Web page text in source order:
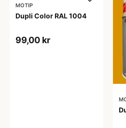
MOTIP
Dupli Color RAL 1004
99,00 kr